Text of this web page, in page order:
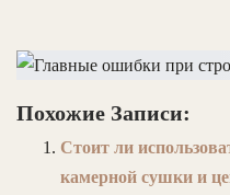
Похожие Записи:
Стоит ли
камерной сушки и